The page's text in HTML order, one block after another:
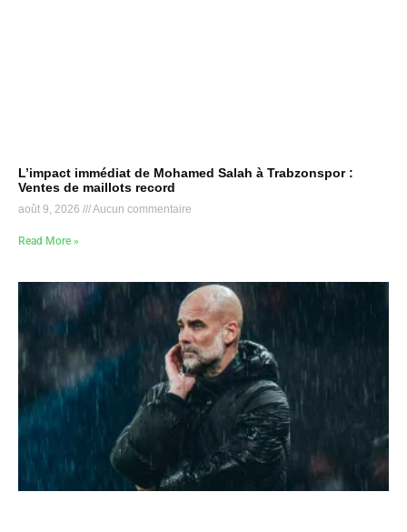
L’impact immédiat de Mohamed Salah à Trabzonspor :
Ventes de maillots record
août 9, 2026 Aucun commentaire
Read More »